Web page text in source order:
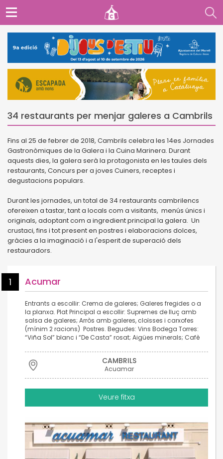
34 restaurants per menjar galeres a Cambrils
Fins al 25 de febrer de 2018, Cambrils celebra les 14es Jornades
Gastronòmiques de la Galera i la Cuina Marinera. Durant
aquests dies, la galera serà la protagonista en les taules dels
restaurants, Concurs per a joves Cuiners, receptes i
degustacions populars.
Durant les jornades, un total de 34 restaurants cambrilencs
ofereixen a tastar, tant a locals com a visitants, menús únics i
originals, adoptant com a ingredient principal la galera. Un
crustaci, fins i tot present en postres i elaboracions dolces,
gràcies a la imaginació i a l'esperit de superació dels
restauradors.
1 Acumar
Entrants a escollir: Crema de galeres; Galeres fregides o a
la planxa. Plat Principal a escollir: Supremes de lluç amb
salsa de galeres; Arròs amb galeres, cloïsses i carxofes
(mínim 2 racions) Postres. Begudes: Vins Bodega Torres:
“Viña Sol” blanc i “De Casta” rosat; Aigües minerals; Cafè
CAMBRILS
Acuamar
Veure fitxa